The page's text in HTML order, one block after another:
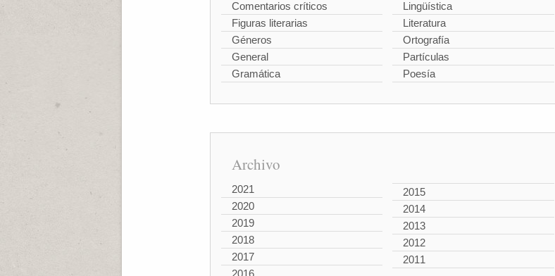
Comentarios críticos
Figuras literarias
Géneros
General
Gramática
Lingüística
Literatura
Ortografía
Partículas
Poesía
Archivo
2021
2020
2019
2018
2017
2016
2015
2014
2013
2012
2011